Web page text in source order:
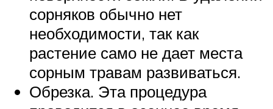
сорняков обычно нет
необходимости, так как
растение само не дает места
сорным травам развиваться.
Обрезка. Эта процедура